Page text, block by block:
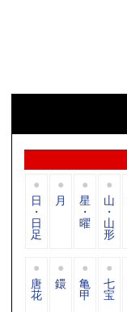
日
・
日
足
月 星
・
曜
山
・
山
形
唐
花
鐶 亀
甲
七
宝